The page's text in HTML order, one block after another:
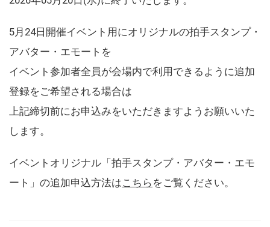
5月24日開催イベント用にオリジナルの拍手スタンプ・
アバター・エモートを
イベント参加者全員が会場内で利用できるように追加
登録をご希望される場合は
上記締切前にお申込みをいただきますようお願いいた
します。
イベントオリジナル「拍手スタンプ・アバター・エモ
ート」の追加申込方法はこちら をご覧ください。